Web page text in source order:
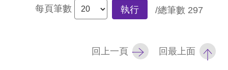
每頁筆數 執行 /總筆數 297
回上一頁 回最上面